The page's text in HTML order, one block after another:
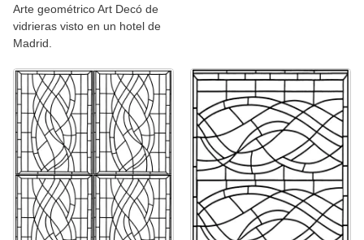
Arte geométrico Art Decó de
vidrieras visto en un hotel de
Madrid.